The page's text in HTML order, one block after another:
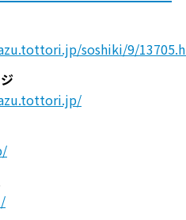
soshiki/9/